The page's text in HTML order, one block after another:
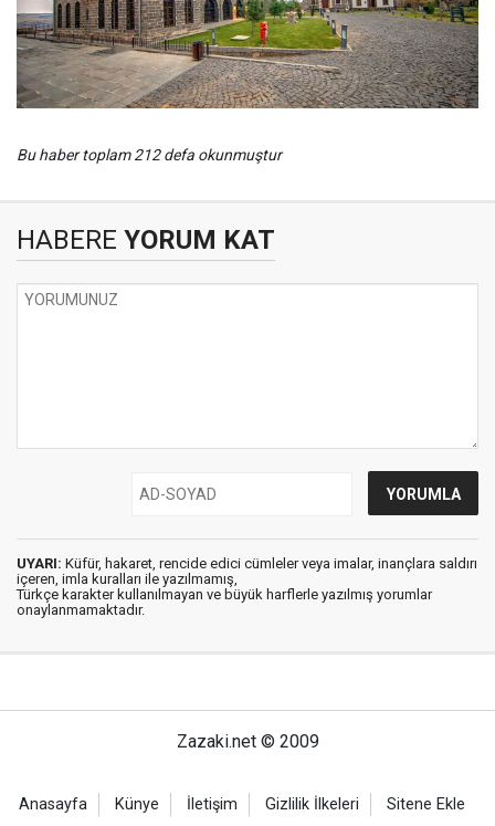
Bu haber toplam 212 defa okunmuştur
HABERE YORUM KAT
UYARI: Küfür, hakaret, rencide edici cümleler veya imalar, inançlara saldırı
içeren, imla kuralları ile yazılmamış,
Türkçe karakter kullanılmayan ve büyük harflerle yazılmış yorumlar
onaylanmamaktadır.
Zazaki.net © 2009
Anasayfa Künye İletişim Gizlilik İlkeleri Sitene Ekle